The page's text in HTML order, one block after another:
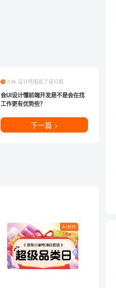
3.8k 设计师围观了该问题
会UI设计懂前端开发是不是会在找
工作更有优势些？
下一篇 >
AI创作